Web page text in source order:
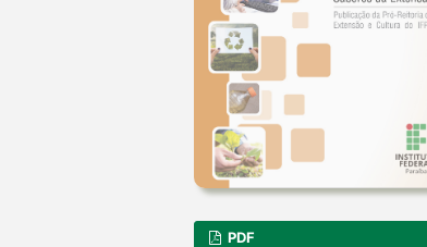
PDF